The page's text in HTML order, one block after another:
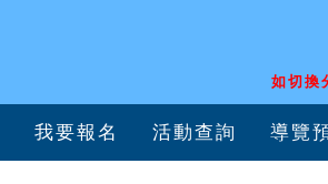
如切換
我要報名 活動查詢 導覽